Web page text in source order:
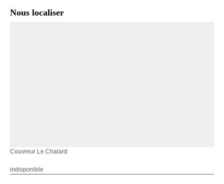
Nous localiser
Couvreur Le Chalard
indisponible